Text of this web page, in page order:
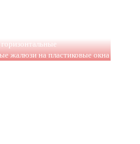
жалюзи на пластиковые окна